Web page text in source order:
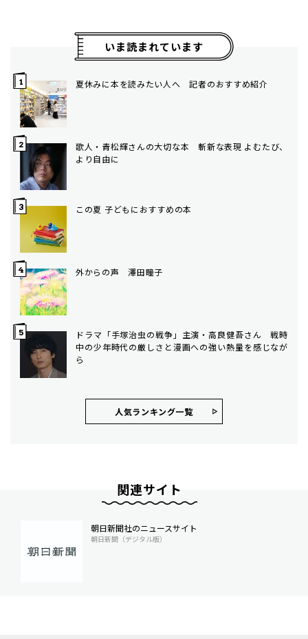
いま読まれています
夏休みに本を読みたい人へ 記者のおすすめ紹介
歌人・青松輝さんの大切な本 斬新な表現 よむたび、
より自由に
この夏 子どもにおすすめの本
外からの声 澤田瞳子
ドラマ「手塚治虫の戦争」主演・高良健吾さん 戦時
中の少年時代の厳しさと漫画への強い熱量を感じなが
ら
人気ランキング⼀覧
関連サイト
朝日新聞社のニュースサイト
朝日新聞（デジタル版）